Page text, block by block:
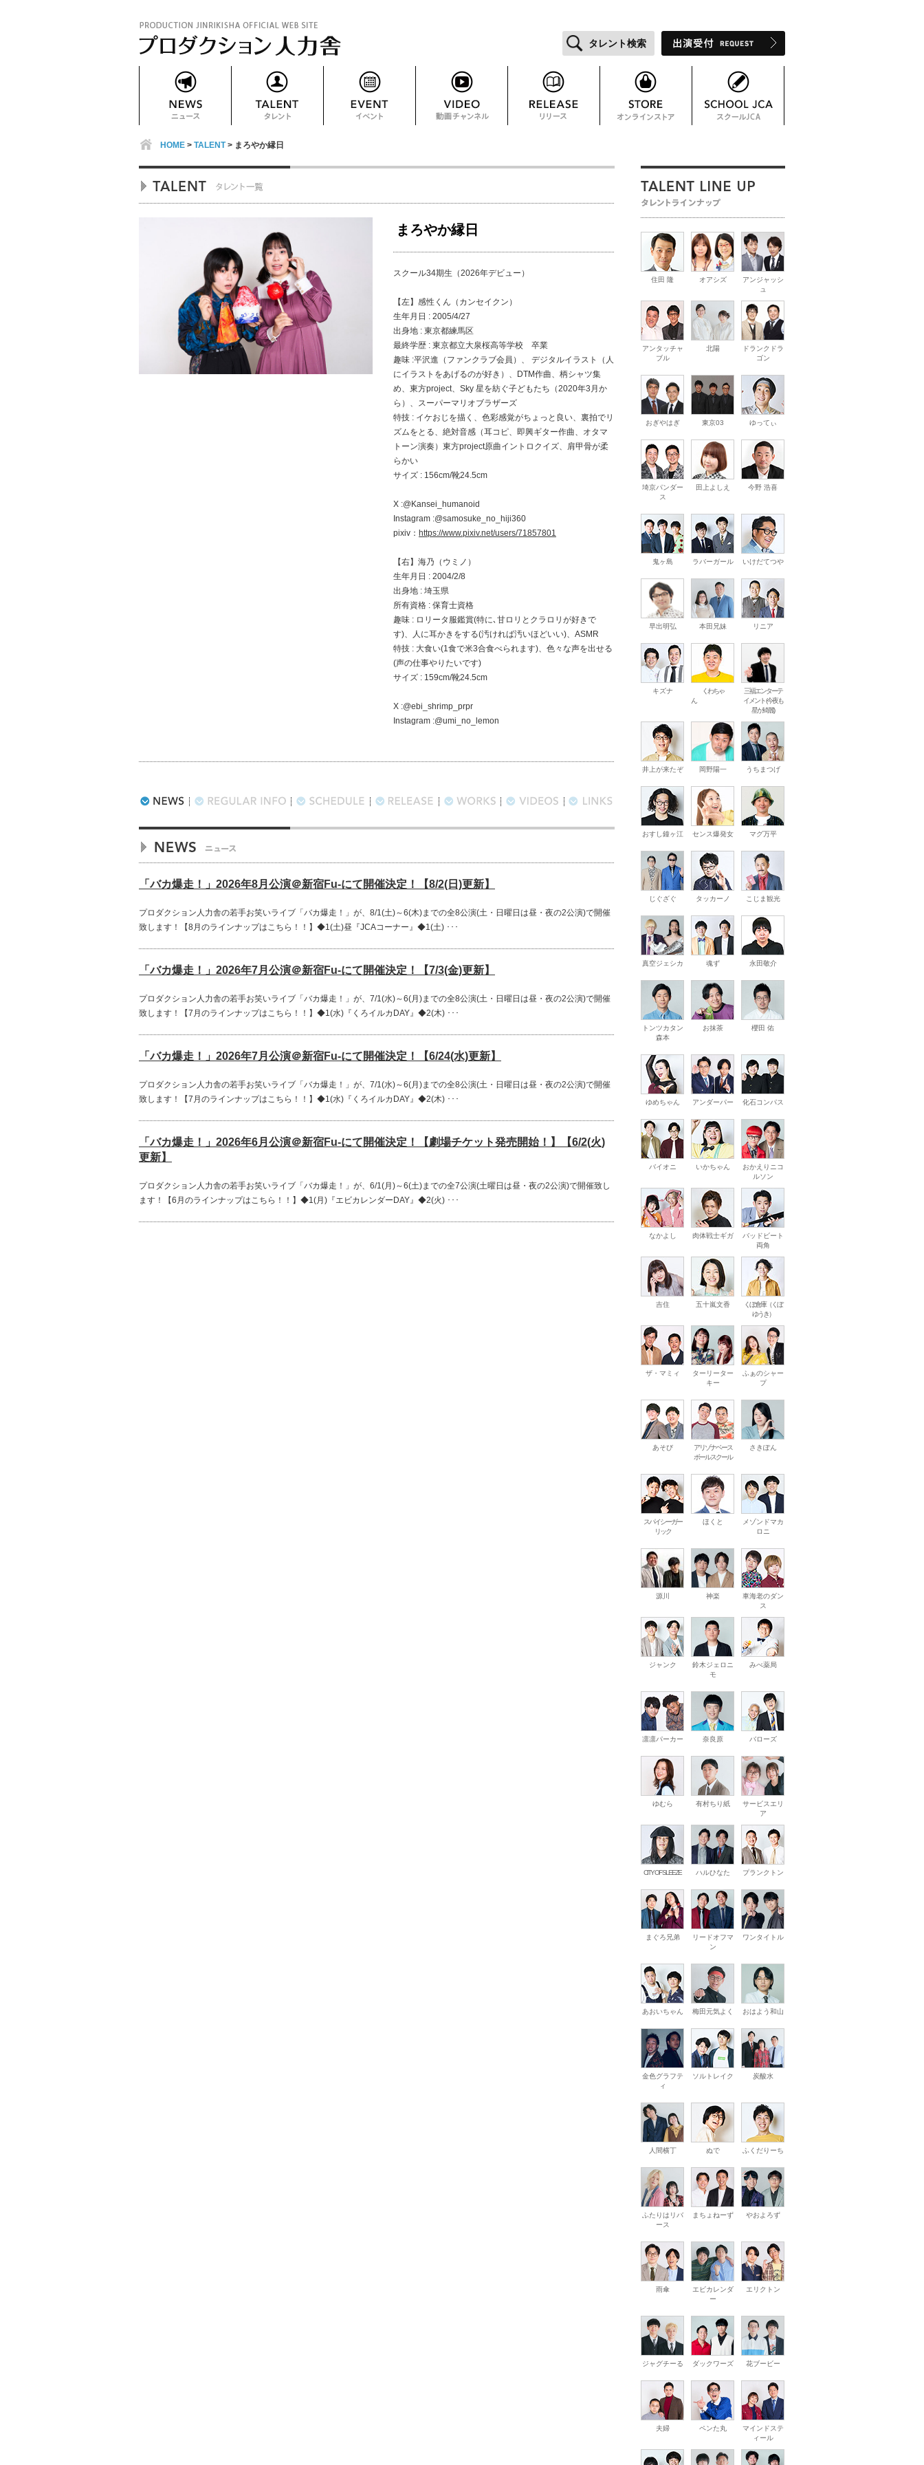
タレント検索
HOME > TALENT> まろやか縁日
まろやか縁日
スクール34期生（2026年デビュー）
【左】感性くん（カンセイクン）
生年月日 : 2005/4/27
出身地 : 東京都練馬区
最終学歴 : 東京都立大泉桜高等学校 卒業
趣味 :平沢進（ファンクラブ会員）、 デジタルイラスト（人
にイラストをあげるのが好き）、DTM作曲、柄シャツ集
め、東方project、Sky 星を紡ぐ子どもたち（2020年3月か
ら）、スーパーマリオブラザーズ
特技 : イケおじを描く、色彩感覚がちょっと良い、裏拍でリ
ズムをとる、絶対音感（耳コピ、即興ギター作曲、オタマ
トーン演奏）東方project原曲イントロクイズ、肩甲骨が柔
らかい
サイズ : 156cm/靴24.5cm
X :@Kansei_humanoid
Instagram :@samosuke_no_hiji360
pixiv： https://www.pixiv.net/users/71857801
【右】海乃（ウミノ）
生年月日 : 2004/2/8
出身地 : 埼玉県
所有資格 : 保育士資格
趣味 : ロリータ服鑑賞(特に､甘ロリとクラロリが好きで
す)、人に耳かきをする(汚ければ汚いほどいい)、ASMR
特技 : 大食い(1食で米3合食べられます)、色々な声を出せる
(声の仕事やりたいです)
サイズ : 159cm/靴24.5cm
X :@ebi_shrimp_prpr
Instagram :@umi_no_lemon
「バカ爆走！」2026年8月公演＠新宿Fu-にて開催決定！【8/2(日)更新】
プロダクション人力舎の若手お笑いライブ「バカ爆走！」が、8/1(土)～6(木)までの全8公演(土・日曜日は昼・夜の2公演)で開催
致します！【8月のラインナップはこちら！！】◆1(土)昼『JCAコーナー』◆1(土) ･･･
「バカ爆走！」2026年7月公演＠新宿Fu-にて開催決定！【7/3(金)更新】
プロダクション人力舎の若手お笑いライブ「バカ爆走！」が、7/1(水)～6(月)までの全8公演(土・日曜日は昼・夜の2公演)で開催
致します！【7月のラインナップはこちら！！】◆1(水)『くろイルカDAY』◆2(木) ･･･
「バカ爆走！」2026年7月公演＠新宿Fu-にて開催決定！【6/24(水)更新】
プロダクション人力舎の若手お笑いライブ「バカ爆走！」が、7/1(水)～6(月)までの全8公演(土・日曜日は昼・夜の2公演)で開催
致します！【7月のラインナップはこちら！！】◆1(水)『くろイルカDAY』◆2(木) ･･･
「バカ爆走！」2026年6月公演＠新宿Fu-にて開催決定！【劇場チケット発売開始！】【6/2(火)
更新】
プロダクション人力舎の若手お笑いライブ「バカ爆走！」が、6/1(月)～6(土)までの全7公演(土曜日は昼・夜の2公演)で開催致し
ます！【6月のラインナップはこちら！！】◆1(月)『エビカレンダーDAY』◆2(火) ･･･
住田 隆 オアシズ
アンジャッシ
ュ
アンタッチャ
ブル
北陽
ドランクドラ
ゴン
おぎやはぎ 東京03 ゆってぃ
埼京パンダー
ス
田上よしえ 今野 浩喜
鬼ヶ島 ラバーガール いけだてつや
早出明弘 本田兄妹 リニア
キズナ
くわちゃ
ん
三福エンターテ
イメント (今夜も
星が綺麗)
井上が来たぞ 岡野陽一 うちまつげ
おすし鐘ヶ江 センス爆発女 マグ万平
じぐざぐ タッカーノ こじま観光
真空ジェシカ 魂ず 永田敬介
トンツカタン
森本
お抹茶 櫻田 佑
ゆめちゃん アンダーパー 化石コンパス
バイオニ いかちゃん
おかえりニコ
ルソン
なかよし 肉体戦士ギガ
バッドビート
両角
吉住 五十嵐文香
くぼ倉庫（くぼ
ゆうき）
ザ・マミィ
ターリーター
キー
ふぁのシャー
プ
あそび
アリゾナベース
ボールスクール
さきぽん
スパイシーガー
リック
ほくと
メゾンドマカ
ロニ
源川 神楽
車海老のダン
ス
ジャンク
鈴木ジェロニ
モ
みべ薬局
凛凛パーカー 奈良原 バローズ
ゆむら 有村ちり紙
サービスエリ
ア
CITY OF SLEEZE ハルひなた プランクトン
まぐろ兄弟
リードオフマ
ン
ワンタイトル
あおいちゃん 梅田元気よく おはよう和山
金色グラフテ
ィ
ソルトレイク 炭酸水
人間横丁 ぬで ふくだりーち
ふたりはリバ
ース
まちょねーず やおよろず
雨傘
エビカレンダ
ー
エリクトン
ジャグチーる ダックワーズ 花ブービー
夫婦 ペンた丸
マインドステ
ィール